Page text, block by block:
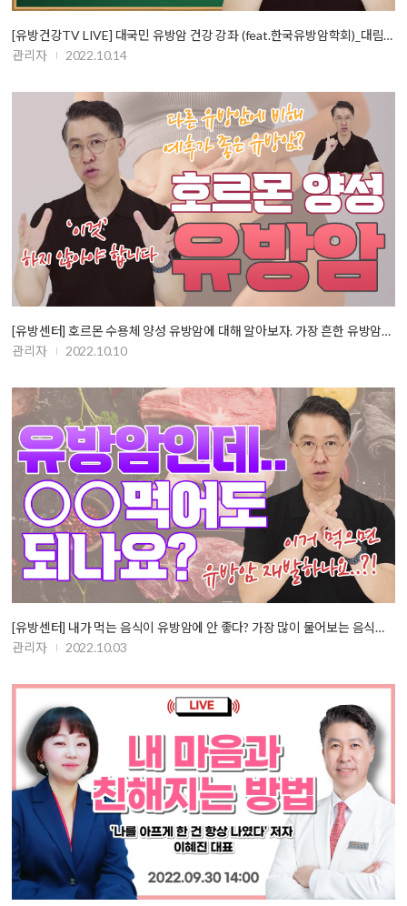
[유방건강TV LIVE] 대국민 유방암 건강 강좌 (feat.한국유방암학회)_대림성모…
관리자
2022.10.14
[유방센터] 호르몬 수용체 양성 유방암에 대해 알아보자. 가장 흔한 유방암…
관리자
2022.10.10
[유방센터] 내가 먹는 음식이 유방암에 안 좋다? 가장 많이 물어보는 음식…
관리자
2022.10.03